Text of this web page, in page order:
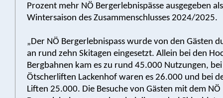
Prozent mehr NÖ Bergerlebnispässe ausgegeben
Wintersaison des Zusammenschlusses 2024/2025.
„Der NÖ Bergerlebnispass wurde von den Gästen
an rund zehn Skitagen eingesetzt. Allein bei den
Bergbahnen kam es zu rund 45.000 Nutzungen,
Ötscherliften Lackenhof waren es 26.000 und bei
Liften 25.000. Die Besuche von Gästen mit dem NÖ